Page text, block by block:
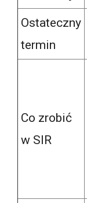
Ostateczny
termin
Co zrobić
w SIR